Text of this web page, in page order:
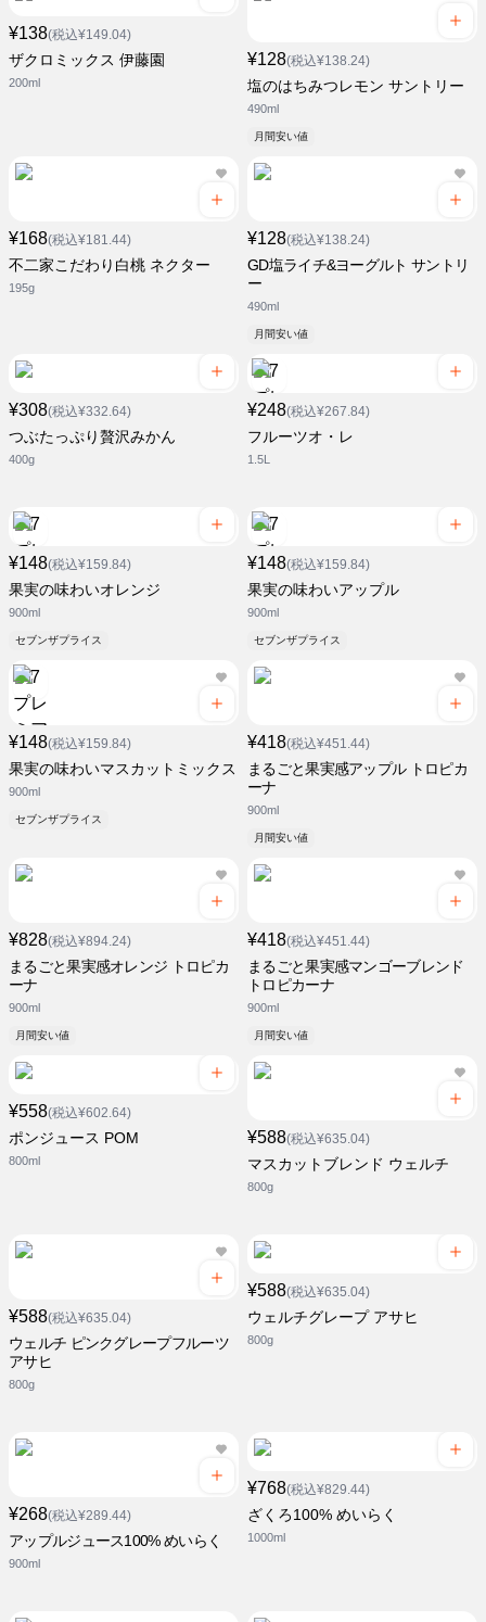
¥138(税込¥149.04)
ザクロミックス 伊藤園
200ml
¥128(税込¥138.24)
塩のはちみつレモン サントリー
490ml
月間安い値
¥168(税込¥181.44)
不二家こだわり白桃 ネクター
195g
¥128(税込¥138.24)
GD塩ライチ&ヨーグルト サントリ
ー
490ml
月間安い値
¥308(税込¥332.64)
つぶたっぷり贅沢みかん
400g
¥248(税込¥267.84)
フルーツオ・レ
1.5L
¥148(税込¥159.84)
果実の味わいオレンジ
900ml
セブンザプライス
¥148(税込¥159.84)
果実の味わいアップル
900ml
セブンザプライス
¥148(税込¥159.84)
果実の味わいマスカットミックス
900ml
セブンザプライス
¥418(税込¥451.44)
まるごと果実感アップル トロピカ
ーナ
900ml
月間安い値
¥828(税込¥894.24)
まるごと果実感オレンジ トロピカ
ーナ
900ml
月間安い値
¥418(税込¥451.44)
まるごと果実感マンゴーブレンド
トロピカーナ
900ml
月間安い値
¥558(税込¥602.64)
ポンジュース POM
800ml
¥588(税込¥635.04)
マスカットブレンド ウェルチ
800g
¥588(税込¥635.04)
ウェルチ ピンクグレープフルーツ
アサヒ
800g
¥588(税込¥635.04)
ウェルチグレープ アサヒ
800g
¥268(税込¥289.44)
アップルジュース100% めいらく
900ml
¥768(税込¥829.44)
ざくろ100% めいらく
1000ml